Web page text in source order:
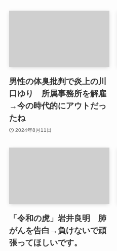
男性の体臭批判で炎上の川
口ゆり 所属事務所を解雇
→今の時代的にアウトだっ
たね
2024年8月11日
「令和の虎」岩井良明 肺
がんを告白→負けないで頑
張ってほしいです。